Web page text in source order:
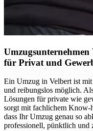
Umzugsunternehmen
für Privat und
Ein Umzug in Velbert ist
und reibungslos möglich.
Lösungen für private wie
sorgt mit fachlichem Know-
dass Ihr Umzug genau so
professionell, pünktlich und